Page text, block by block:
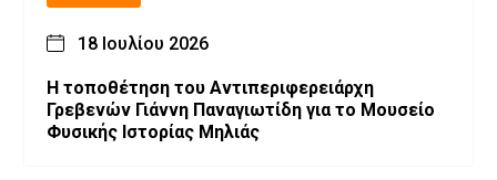
18 Ιουλίου 2026
Η τοποθέτηση του Αντιπεριφερειάρχη
Γρεβενών Γιάννη Παναγιωτίδη για το Μουσείο
Φυσικής Ιστορίας Μηλιάς